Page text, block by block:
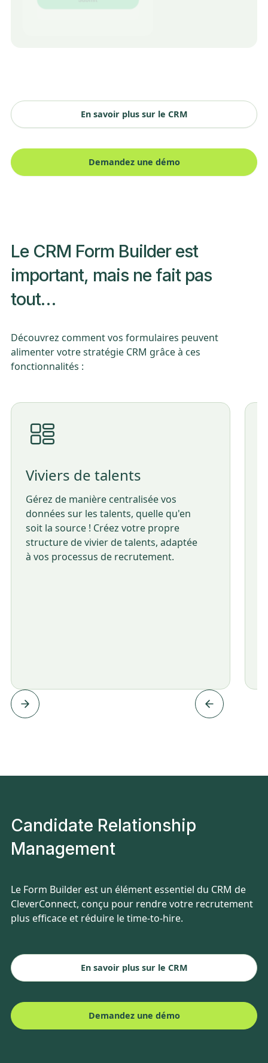
Demandez une démo
En savoir plus sur le CRM
Le CRM Form Builder est
important, mais ne fait pas
tout…
Découvrez comment vos formulaires peuvent
alimenter votre stratégie CRM grâce à ces
fonctionnalités :
Viviers de talents
Gérez de manière centralisée vos
données sur les talents, quelle qu'en
soit la source ! Créez votre propre
structure de vivier de talents, adaptée
à vos processus de recrutement.
Candidate Relationship
Management
Le Form Builder est un élément essentiel du CRM de
CleverConnect, conçu pour rendre votre recrutement
plus efficace et réduire le time-to-hire.
Demandez une démo
En savoir plus sur le CRM